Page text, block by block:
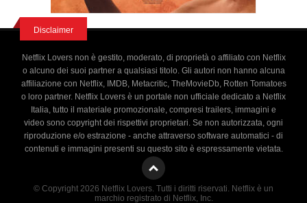
Disclaimer
Netflix Lovers non è gestito, moderato, di proprietà o affiliato con Netflix
o alcuno dei suoi partner a qualsiasi titolo. Gli autori non hanno alcuna
affiliazione con Netflix, IMDB, Metacritic, TheMovieDb, Rotten Tomatoes
o loro partner. Netflix Lovers è un portale non ufficiale dedicato a Netflix
Italia, tutto il materiale promozionale, compresi trailers, immagini e
video sono copyright dei rispettivi proprietari. Se non autorizzata, ogni
riproduzione e/o estrazione - anche attraverso software automatici - di
contenuti e immagini presenti su questo sito è espressamente vietata.
© Copyright 2026 Netflix Lovers. Tutti i diritti riservati. Netflix è un
marchio registrato di Netflix, Inc.